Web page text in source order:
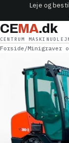
Leje og
CEMA.dk
CENTRUM
Forside /Minigraver